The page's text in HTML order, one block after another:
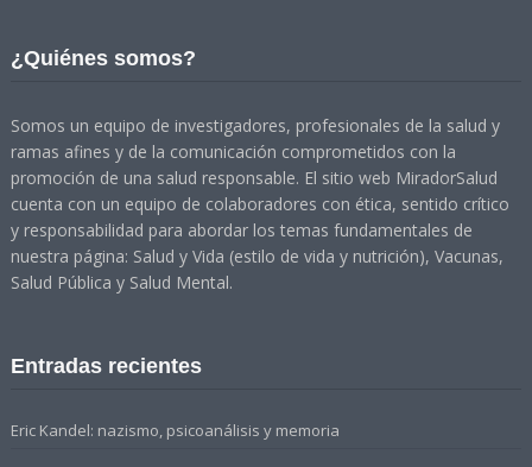
¿Quiénes somos?
Somos un equipo de investigadores, profesionales de la salud y
ramas afines y de la comunicación comprometidos con la
promoción de una salud responsable. El sitio web MiradorSalud
cuenta con un equipo de colaboradores con ética, sentido crítico
y responsabilidad para abordar los temas fundamentales de
nuestra página: Salud y Vida (estilo de vida y nutrición), Vacunas,
Salud Pública y Salud Mental.
Entradas recientes
Eric Kandel: nazismo, psicoanálisis y memoria